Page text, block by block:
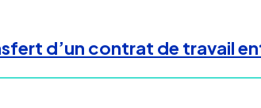
d’un contrat de travail